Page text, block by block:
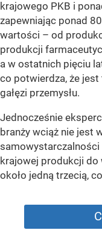
krajowego PKB i
zapewniając ponad
wartości – od
produkcji
a w ostatnich pięciu
co potwierdza, że
gałęzi przemysłu.
Jednocześnie
branży wciąż nie jest
samowystarczalności
krajowej produkcji do
około jedną trzecią,